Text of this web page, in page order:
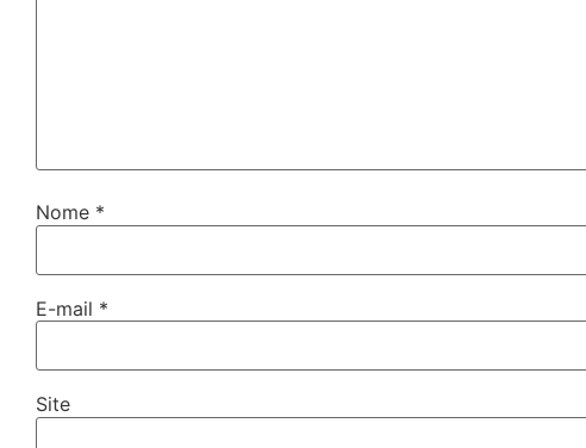
Nome *
E-mail *
Site